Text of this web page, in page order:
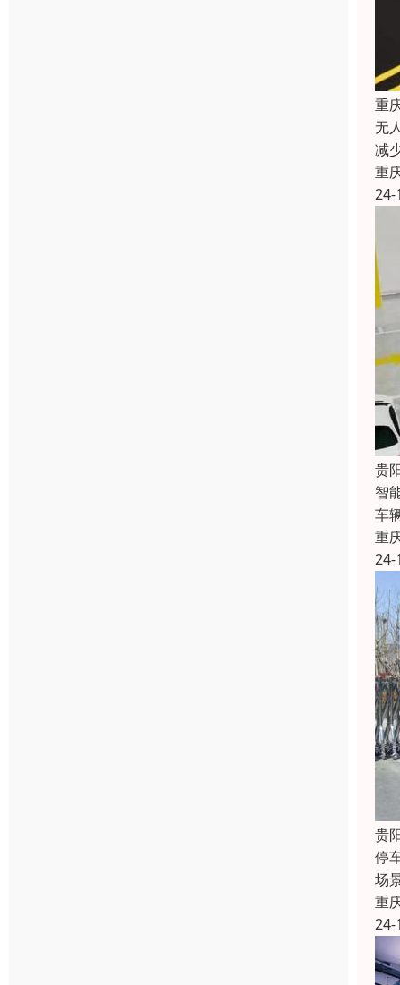
重
无
减
重
24-
贵
智
车
重
24-
贵
停
场
重
24-